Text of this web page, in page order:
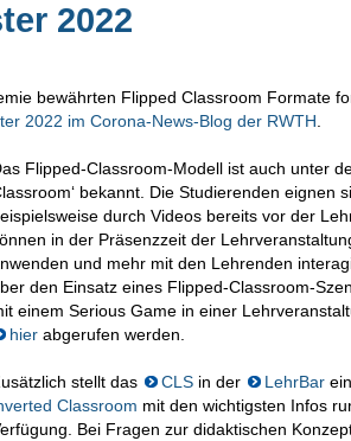
2022
bewährten Flipped Classroom Formate
2022 im Corona-News-Blog der RWTH
Flipped-Classroom-Modell ist auch unter
bekannt. Die Studierenden eignen
durch Videos bereits vor der
in der Präsenzzeit der
und mehr mit den Lehrenden
den Einsatz eines Flipped-Classroom-
einem Serious Game in einer
hier abgerufen werden.
stellt das CLS in der LehrBar ein
Classroom mit den wichtigsten Infos
Bei Fragen zur didaktischen